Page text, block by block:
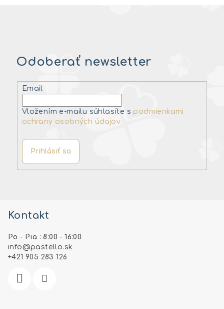
Odoberať newsletter
Email
Vložením e-mailu súhlasíte s podmienkami
ochrany osobných údajov
Prihlásiť sa
Kontakt
Po - Pia : 8:00 - 16:00
info @pastello.sk
+421 905 283 126